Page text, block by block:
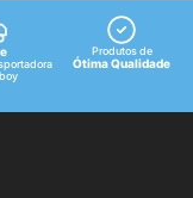
Produtos de
Ótima Qualidade